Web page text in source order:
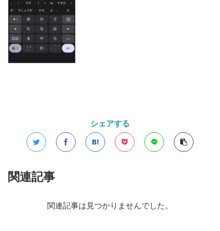
シェアする
関連記事
関連記事は見つかりませんでした。